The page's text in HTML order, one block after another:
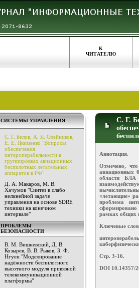
К
ЧИТАТЕЛЮ
СИСТЕМЫ УПРАВЛЕНИЯ
С. Г. Белов, А. Я. Олейников,
Е. Е. Якименко "Вопросы
обеспечения
интероперабельности в
группировках авиационных
беспилотных летательных
аппаратов в РФ"
Д. А. Макаров, М. В.
Хачумов "Синтез в слабо
нелинейной задаче
управления на основе SDRE
техники на конечном
интервале"
ПРОБЛЕМЫ
БЕЗОПАСНОСТИ
В. М. Вишневский, Д. В.
Козырев, В. В. Рыков, З. Ф.
Нгуен "Моделирование
надёжности беспилотного
высотного модуля привязной
телекоммуникационной
платформы"
С. Г.
Аннотация.
Отмечено,
авиационных
области БЛА
«летающие»
проблема
рамках общих
Ключевые
Стр. 3-16.
DOI 10.14357/